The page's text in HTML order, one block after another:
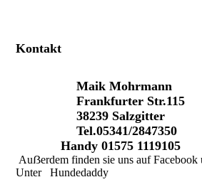
Kontakt
Maik Mohrmann
Frankfurter Str.115
38239 Salzgitter
Tel.05341/2847350
Handy 01575 1119105
Auẞerdem finden sie uns auf Facebook
Unter Hundedaddy